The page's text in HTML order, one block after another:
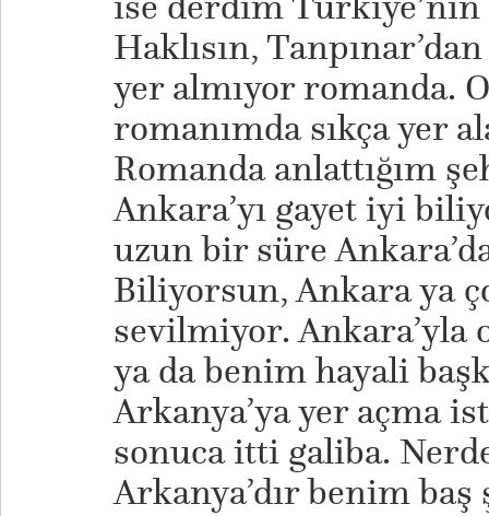
Haklısın,
yer almıyor romanda.
romanımda sıkça yer
Romanda anlattığım
Ankara’yı gayet iyi
uzun bir süre
Biliyorsun, Ankara ya
sevilmiyor. Ankara’yla
ya da benim hayali
Arkanya’ya yer açma
sonuca itti galiba.
Arkanya’dır benim